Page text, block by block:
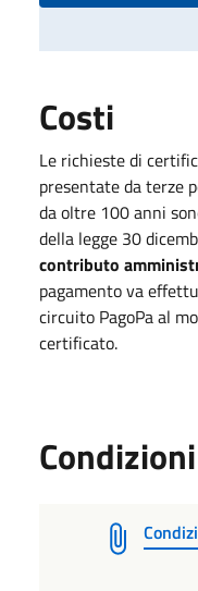
Costi
Le richieste di
presentate da terze
da oltre 100 anni
della legge 30
contributo
pagamento va
circuito PagoPa al
certificato.